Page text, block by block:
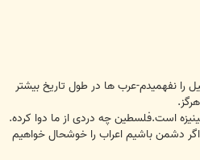
را نفهمیدم-عرب ها در طول تاریخ بیشتر
است.فلسطین چه دردی از ما دوا کرده.
دشمن باشیم اعراب را خوشحال خواهیم